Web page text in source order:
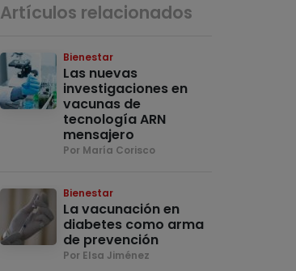
Artículos relacionados
Bienestar
Las nuevas
investigaciones en
vacunas de
tecnología ARN
mensajero
Por María Corisco
Bienestar
La vacunación en
diabetes como arma
de prevención
Por Elsa Jiménez